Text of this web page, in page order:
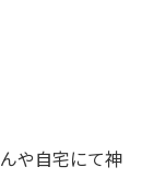
や自宅にて神